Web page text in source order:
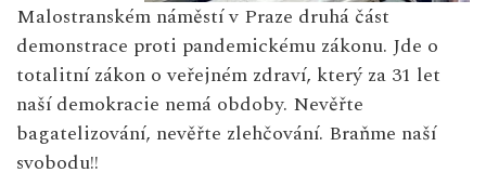
Malostranském náměstí v Praze druhá část
demonstrace proti pandemickému zákonu. Jde o
totalitní zákon o veřejném zdraví, který za 31 let
naší demokracie nemá obdoby. Nevěřte
bagatelizování, nevěřte zlehčování. Braňme naší
svobodu!!